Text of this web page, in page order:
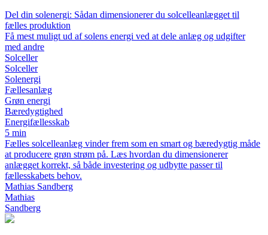
Del din solenergi: Sådan dimensionerer du solcelleanlægget til
fælles produktion
Få mest muligt ud af solens energi ved at dele anlæg og udgifter
med andre
Solceller
Solceller
Solenergi
Fællesanlæg
Grøn energi
Bæredygtighed
Energifællesskab
5 min
Fælles solcelleanlæg vinder frem som en smart og bæredygtig måde
at producere grøn strøm på. Læs hvordan du dimensionerer
anlægget korrekt, så både investering og udbytte passer til
fællesskabets behov.
Mathias Sandberg
Mathias
Sandberg